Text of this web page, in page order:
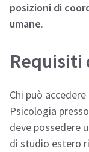
posizioni di
umane.
Requisiti
Chi può
Psicologia
deve possedere
di studio estero